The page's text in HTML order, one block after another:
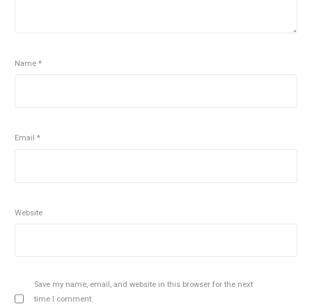
Name*
Email*
Website
Save my name, email, and website in this browser for the next
time I comment.